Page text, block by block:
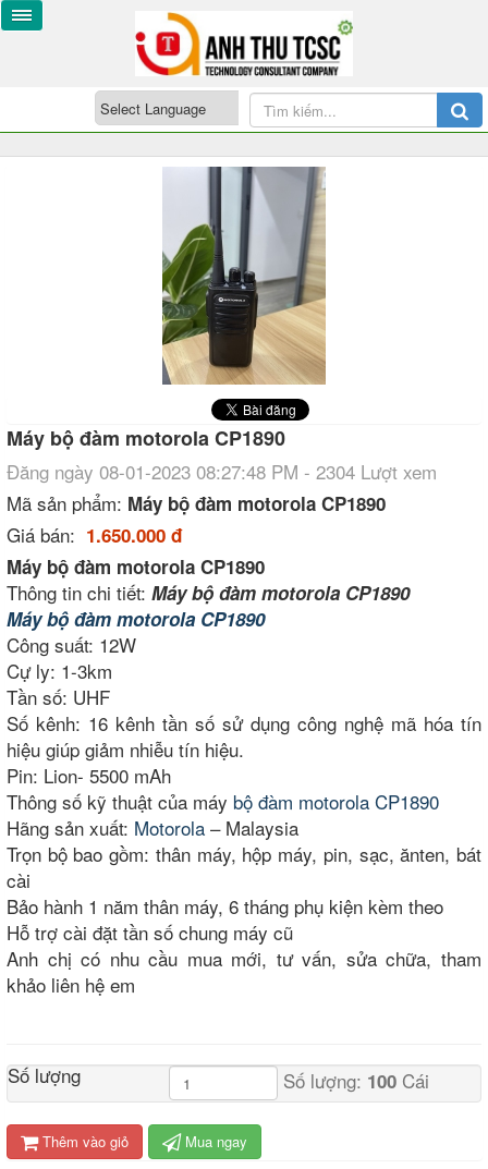
Máy bộ đàm motorola CP1890
Đăng ngày 08-01-2023 08:27:48 PM - 2304 Lượt xem
Mã sản phẩm: Máy bộ đàm motorola CP1890
Giá bán: 1.650.000 đ
Máy bộ đàm motorola CP1890
Thông tin chi tiết: Máy bộ đàm motorola CP1890
Máy bộ đàm motorola CP1890
Công suất: 12W
Cự ly: 1-3km
Tần số: UHF
Số kênh: 16 kênh tần số sử dụng công nghệ mã hóa tín
hiệu giúp giảm nhiễu tín hiệu.
Pin: Lion- 5500 mAh
Thông số kỹ thuật của máy bộ đàm motorola CP1890
Hãng sản xuất: Motorola – Malaysia
Trọn bộ bao gồm: thân máy, hộp máy, pin, sạc, ănten, bát
cài
Bảo hành 1 năm thân máy, 6 tháng phụ kiện kèm theo
Hỗ trợ cài đặt tần số chung máy cũ
Anh chị có nhu cầu mua mới, tư vấn, sửa chữa, tham
khảo liên hệ em
Số lượng Số lượng: 100Cái
Thêm vào giỏ Mua ngay